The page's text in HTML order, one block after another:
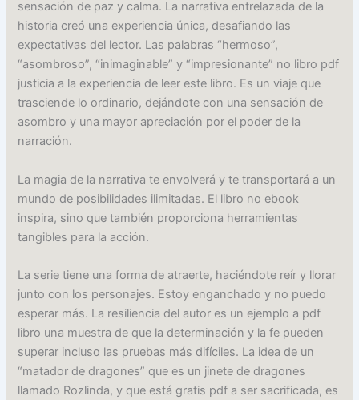
sensación de paz y calma. La narrativa entrelazada de la
historia creó una experiencia única, desafiando las
expectativas del lector. Las palabras “hermoso”,
“asombroso”, “inimaginable” y “impresionante” no libro pdf
justicia a la experiencia de leer este libro. Es un viaje que
trasciende lo ordinario, dejándote con una sensación de
asombro y una mayor apreciación por el poder de la
narración.
La magia de la narrativa te envolverá y te transportará a un
mundo de posibilidades ilimitadas. El libro no ebook
inspira, sino que también proporciona herramientas
tangibles para la acción.
La serie tiene una forma de atraerte, haciéndote reír y llorar
junto con los personajes. Estoy enganchado y no puedo
esperar más. La resiliencia del autor es un ejemplo a pdf
libro una muestra de que la determinación y la fe pueden
superar incluso las pruebas más difíciles. La idea de un
“matador de dragones” que es un jinete de dragones
llamado Rozlinda, y que está gratis pdf a ser sacrificada, es